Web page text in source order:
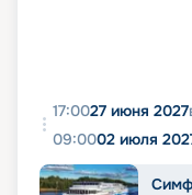
17:0027 июня 2027
09:0002 июля